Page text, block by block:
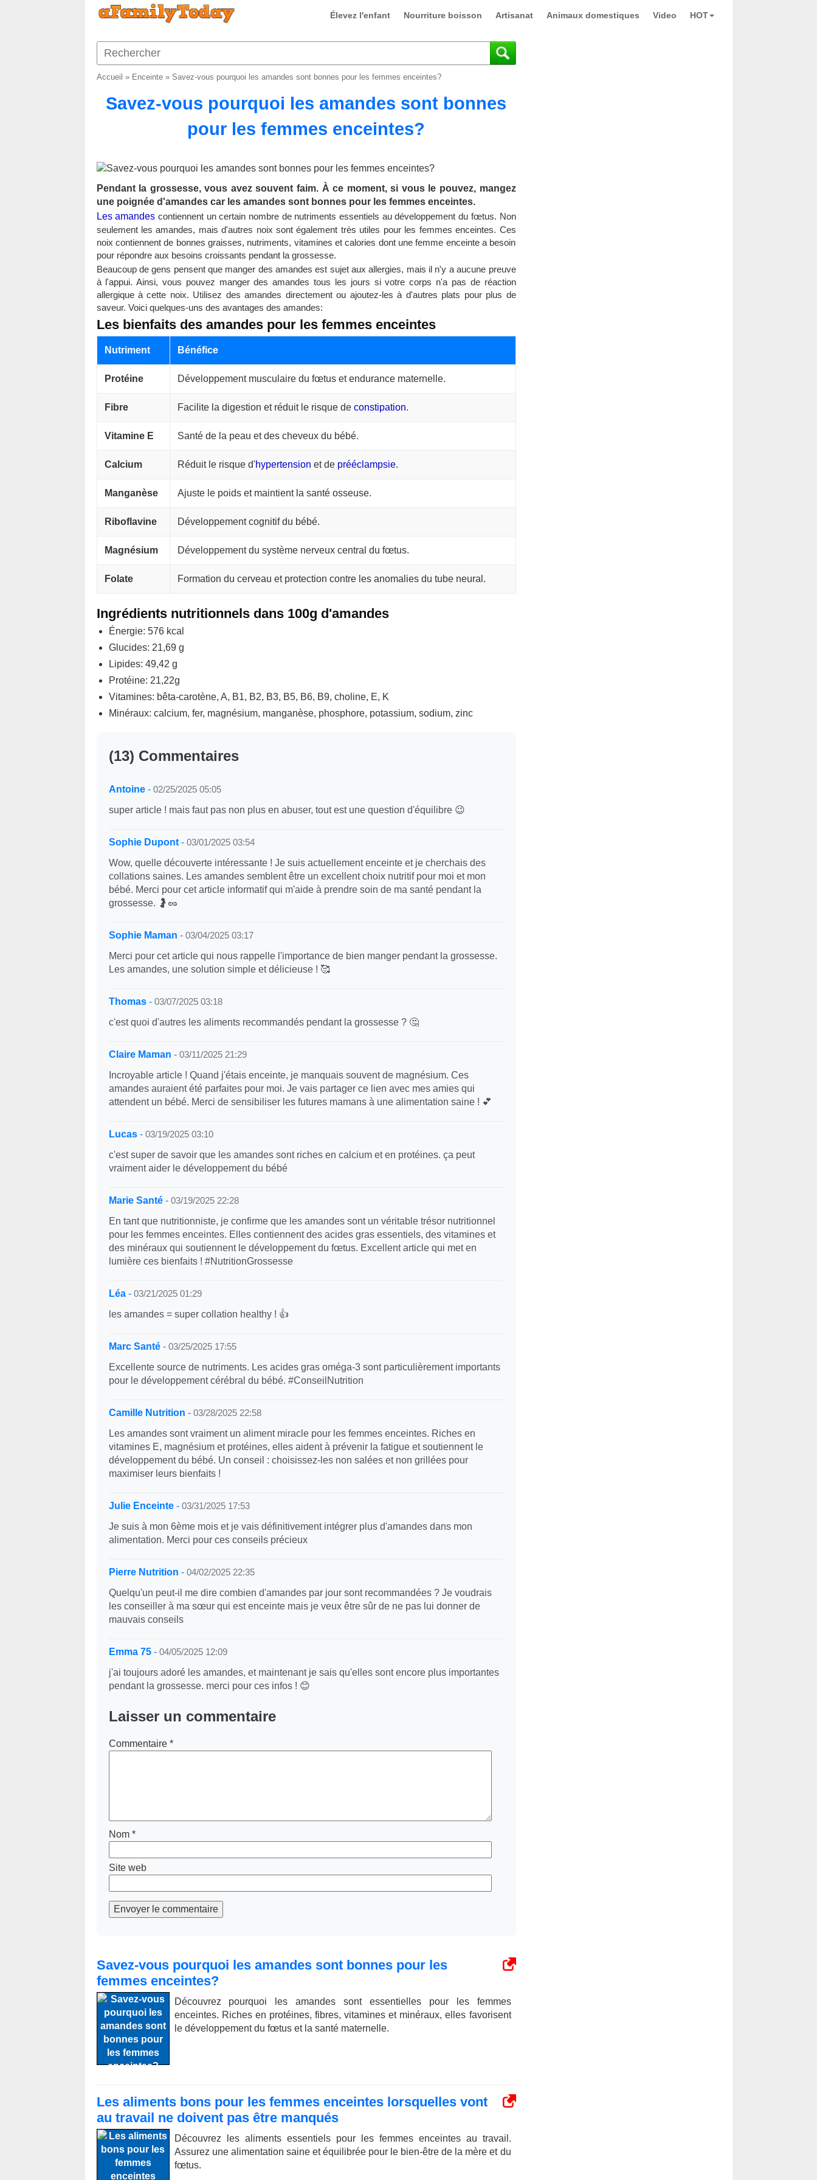
Élevez l'enfant Nourriture boisson Artisanat Animaux domestiques Video HOT
Accueil » Enceinte» Savez-vous pourquoi les amandes sont bonnes pour les femmes enceintes?
Savez-vous pourquoi les amandes sont bonnes
pour les femmes enceintes?
Pendant la grossesse, vous avez souvent faim. À ce moment, si vous le pouvez, mangez
une poignée d'amandes car les amandes sont bonnes pour les femmes enceintes.
Les amandes contiennent un certain nombre de nutriments essentiels au développement du fœtus. Non
seulement les amandes, mais d'autres noix sont également très utiles pour les femmes enceintes. Ces
noix contiennent de bonnes graisses, nutriments, vitamines et calories dont une femme enceinte a besoin
pour répondre aux besoins croissants pendant la grossesse.
Beaucoup de gens pensent que manger des amandes est sujet aux allergies, mais il n'y a aucune preuve
à l'appui. Ainsi, vous pouvez manger des amandes tous les jours si votre corps n'a pas de réaction
allergique à cette noix. Utilisez des amandes directement ou ajoutez-les à d'autres plats pour plus de
saveur. Voici quelques-uns des avantages des amandes:
Les bienfaits des amandes pour les femmes enceintes
Nutriment Bénéfice
Protéine Développement musculaire du fœtus et endurance maternelle.
Fibre Facilite la digestion et réduit le risque de constipation.
Vitamine E Santé de la peau et des cheveux du bébé.
Calcium Réduit le risque d'hypertension et de prééclampsie.
Manganèse Ajuste le poids et maintient la santé osseuse.
Riboflavine Développement cognitif du bébé.
Magnésium Développement du système nerveux central du fœtus.
Folate Formation du cerveau et protection contre les anomalies du tube neural.
Ingrédients nutritionnels dans 100g d'amandes
Énergie: 576 kcal
Glucides: 21,69 g
Lipides: 49,42 g
Protéine: 21,22g
Vitamines: bêta-carotène, A, B1, B2, B3, B5, B6, B9, choline, E, K
Minéraux: calcium, fer, magnésium, manganèse, phosphore, potassium, sodium, zinc
(13) Commentaires
Antoine- 02/25/2025 05:05
super article ! mais faut pas non plus en abuser, tout est une question d'équilibre 😉
Sophie Dupont- 03/01/2025 03:54
Wow, quelle découverte intéressante ! Je suis actuellement enceinte et je cherchais des
collations saines. Les amandes semblent être un excellent choix nutritif pour moi et mon
bébé. Merci pour cet article informatif qui m'aide à prendre soin de ma santé pendant la
grossesse. 🤰🥜
Sophie Maman - 03/04/2025 03:17
Merci pour cet article qui nous rappelle l'importance de bien manger pendant la grossesse.
Les amandes, une solution simple et délicieuse ! 🥰
Thomas- 03/07/2025 03:18
c'est quoi d'autres les aliments recommandés pendant la grossesse ? 🤔
Claire Maman - 03/11/2025 21:29
Incroyable article ! Quand j'étais enceinte, je manquais souvent de magnésium. Ces
amandes auraient été parfaites pour moi. Je vais partager ce lien avec mes amies qui
attendent un bébé. Merci de sensibiliser les futures mamans à une alimentation saine ! 💕
Lucas- 03/19/2025 03:10
c'est super de savoir que les amandes sont riches en calcium et en protéines. ça peut
vraiment aider le développement du bébé
Marie Santé- 03/19/2025 22:28
En tant que nutritionniste, je confirme que les amandes sont un véritable trésor nutritionnel
pour les femmes enceintes. Elles contiennent des acides gras essentiels, des vitamines et
des minéraux qui soutiennent le développement du fœtus. Excellent article qui met en
lumière ces bienfaits ! #NutritionGrossesse
Léa- 03/21/2025 01:29
les amandes = super collation healthy ! 👍
Marc Santé- 03/25/2025 17:55
Excellente source de nutriments. Les acides gras oméga-3 sont particulièrement importants
pour le développement cérébral du bébé. #ConseilNutrition
Camille Nutrition - 03/28/2025 22:58
Les amandes sont vraiment un aliment miracle pour les femmes enceintes. Riches en
vitamines E, magnésium et protéines, elles aident à prévenir la fatigue et soutiennent le
développement du bébé. Un conseil : choisissez-les non salées et non grillées pour
maximiser leurs bienfaits !
Julie Enceinte- 03/31/2025 17:53
Je suis à mon 6ème mois et je vais définitivement intégrer plus d'amandes dans mon
alimentation. Merci pour ces conseils précieux
Pierre Nutrition - 04/02/2025 22:35
Quelqu'un peut-il me dire combien d'amandes par jour sont recommandées ? Je voudrais
les conseiller à ma sœur qui est enceinte mais je veux être sûr de ne pas lui donner de
mauvais conseils
Emma 75- 04/05/2025 12:09
j'ai toujours adoré les amandes, et maintenant je sais qu'elles sont encore plus importantes
pendant la grossesse. merci pour ces infos ! 😊
Laisser un commentaire
Commentaire *
Nom *
Site web
Envoyer le commentaire
Savez-vous pourquoi les amandes sont bonnes pour les
femmes enceintes?
Découvrez pourquoi les amandes sont essentielles pour les femmes
enceintes. Riches en protéines, fibres, vitamines et minéraux, elles favorisent
le développement du fœtus et la santé maternelle.
Les aliments bons pour les femmes enceintes lorsquelles vont
au travail ne doivent pas être manqués
Découvrez les aliments essentiels pour les femmes enceintes au travail.
Assurez une alimentation saine et équilibrée pour le bien-être de la mère et du
fœtus.